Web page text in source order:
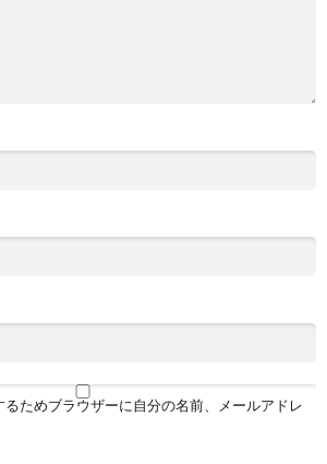
ためブラウザーに自分の名前、メールアドレ